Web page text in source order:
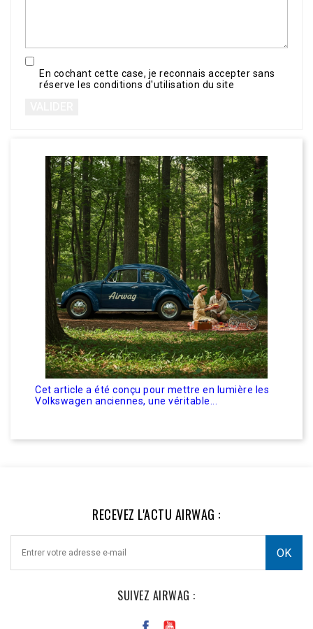
En cochant cette case, je reconnais accepter sans
réserve les conditions d'utilisation du site
conçu pour mettre en lumière les
une véritable...
Les
Volkswagen
Tout savoir sur les
Volkswagen anciennes
EN LIRE PLUS
RECEVEZ L'ACTU AIRWAG :
SUIVEZ AIRWAG :